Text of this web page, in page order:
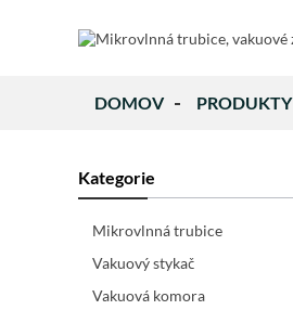
DOMOV PRODUKTY
Kategorie
Mikrovlnná trubice
Vakuový stykač
Vakuová komora